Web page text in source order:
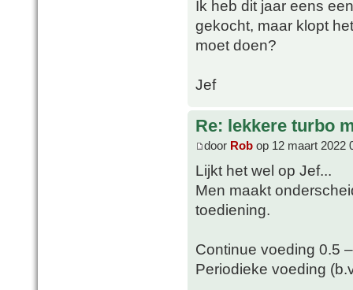
Ik heb dit jaar eens
gekocht, maar klopt
moet doen?
Jef
Re: lekkere turbo
door Rob op 12 maart 2022
Lijkt het wel op Jef...
Men maakt
toediening.
Continue voeding 0.5
Periodieke voeding